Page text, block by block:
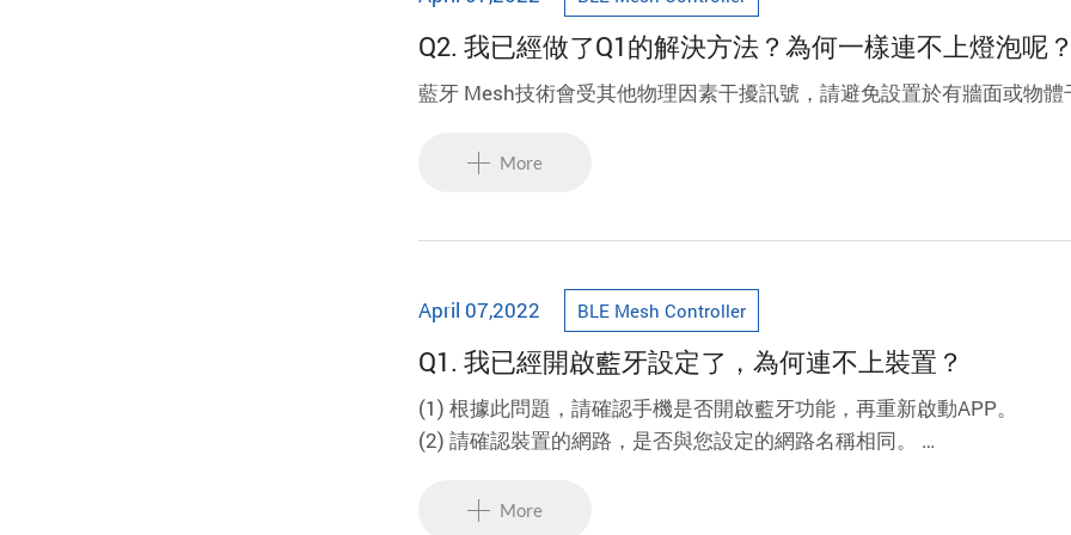
Q2. 我已經做了Q1的解決方法？為何一樣連不上燈泡呢？
藍牙 Mesh技術會受其他物理因素干擾訊號，請避免設置於有牆面或物體
More
April 07,2022 BLE Mesh Controller
Q1. 我已經開啟藍牙設定了，為何連不上裝置？
(1) 根據此問題，請確認手機是否開啟藍牙功能，再重新啟動APP。
(2) 請確認裝置的網路，是否與您設定的網路名稱相同。
(4) 請確認燈泡都有正常通電。
More